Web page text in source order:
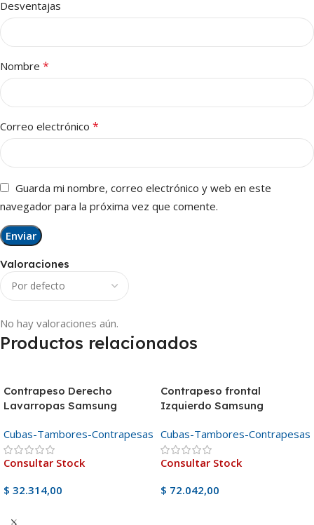
Valoraciones
No hay valoraciones aún.
Desventajas
Nombre *
Correo electrónico *
Guarda mi nombre, correo electrónico y web en este
navegador para la próxima vez que comente.
Productos relacionados
Contrapeso Derecho
Lavarropas Samsung
Cubas-Tambores-Contrapesas
Consultar Stock
$ 32.314,00
Contrapeso frontal
Izquierdo Samsung
Cubas-Tambores-Contrapesas
Consultar Stock
$ 72.042,00